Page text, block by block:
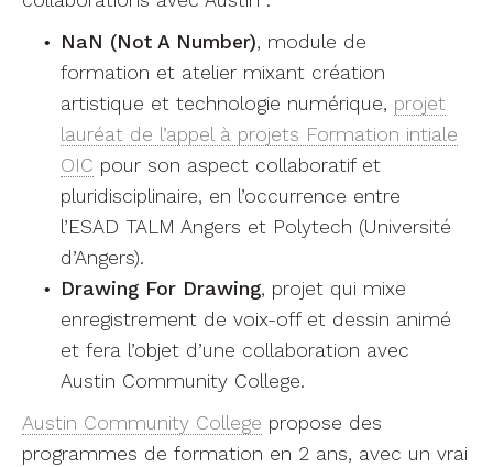
NaN (Not A Number), module de
formation et atelier mixant création
artistique et technologie numérique, projet
lauréat de l’appel à projets Formation intiale
OIC pour son aspect collaboratif et
pluridisciplinaire, en l’occurrence entre
l’ESAD TALM Angers et Polytech (Université
d’Angers).
Drawing For Drawing, projet qui mixe
enregistrement de voix-off et dessin animé
et fera l’objet d’une collaboration avec
Austin Community College.
Austin Community College propose des
programmes de formation en 2 ans, avec un vrai